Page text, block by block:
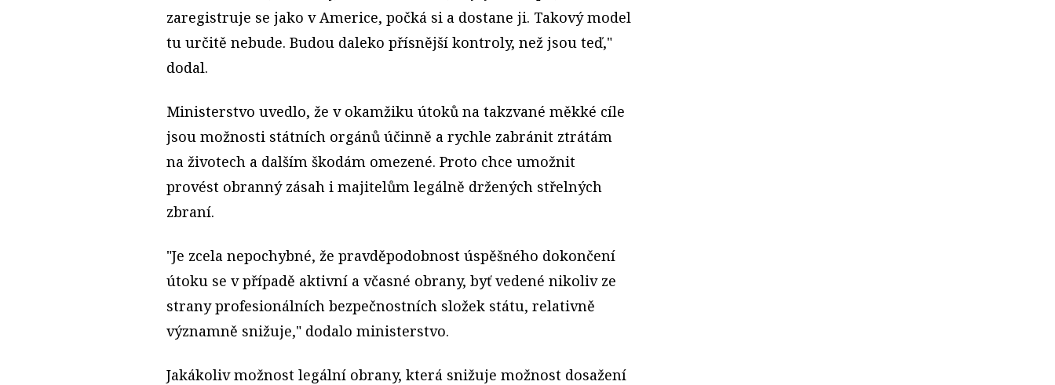
zaregistruje se jako v Americe, počká si a dostane ji. Takový model
tu určitě nebude. Budou daleko přísnější kontroly, než jsou teď,"
dodal.
Ministerstvo uvedlo, že v okamžiku útoků na takzvané měkké cíle
jsou možnosti státních orgánů účinně a rychle zabránit ztrátám
na životech a dalším škodám omezené. Proto chce umožnit
provést obranný zásah i majitelům legálně držených střelných
zbraní.
"Je zcela nepochybné, že pravděpodobnost úspěšného dokončení
útoku se v případě aktivní a včasné obrany, byť vedené nikoliv ze
strany profesionálních bezpečnostních složek státu, relativně
významně snižuje," dodalo ministerstvo.
Jakákoliv možnost legální obrany, která snižuje možnost dosažení